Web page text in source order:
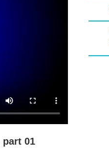
part 01